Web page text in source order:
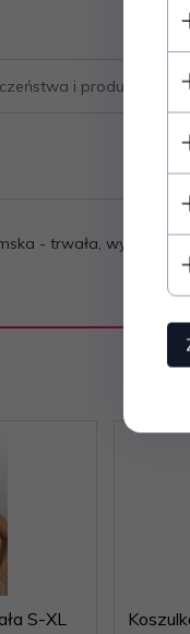
i produktów
- trwała, wygodna
S-XL